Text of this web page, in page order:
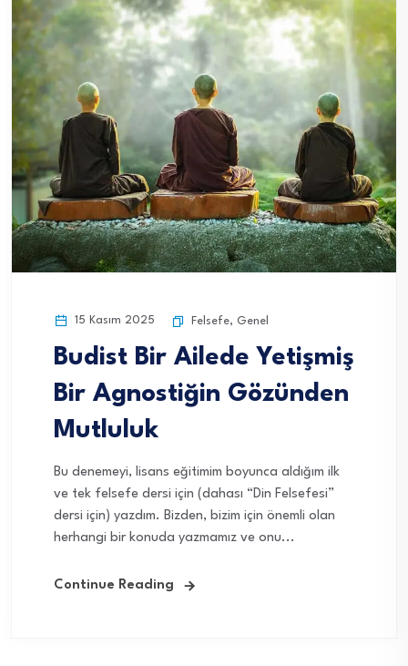
15 Kasım 2025 Felsefe, Genel
Budist Bir Ailede Yetişmiş
Bir Agnostiğin Gözünden
Mutluluk
Bu denemeyi, lisans eğitimim boyunca aldığım ilk
ve tek felsefe dersi için (dahası “Din Felsefesi”
dersi için) yazdım. Bizden, bizim için önemli olan
herhangi bir konuda yazmamız ve onu...
Continue Reading